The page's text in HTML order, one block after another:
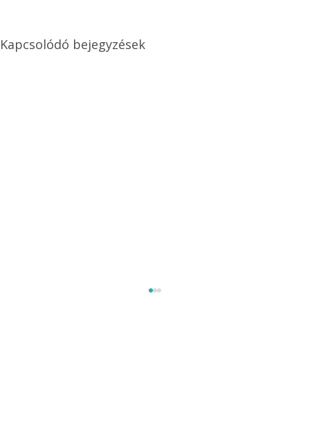
Kapcsolódó bejegyzések